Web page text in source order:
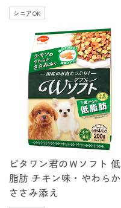
シニアOK
ビタワン君のＷソフト 低
脂肪 チキン味・やわらか
ささみ添え